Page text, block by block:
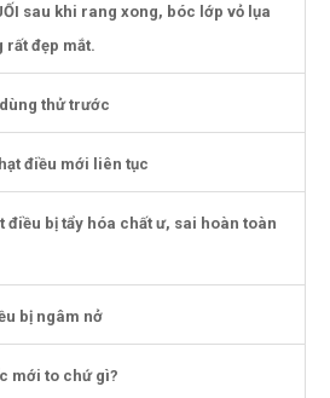
sau khi rang xong, bóc lớp vỏ lụa
rất đẹp mắt.
thử trước
điều mới liên tục
điều bị tẩy hóa chất ư, sai hoàn toàn
bị ngâm nở
mới to chứ gì?